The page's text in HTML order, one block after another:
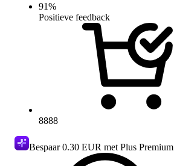
91%
Positieve feedback
8888
Bespaar0.30 EUR met Plus Premium